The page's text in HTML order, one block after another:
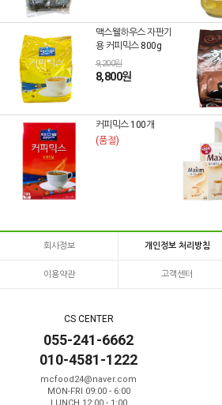
맥스웰하우스 자판기
용 커피믹스 800g
9,200원
8,800원
커피믹스 100개
(품절)
회사정보 개인정보 처리방침
이용약관 고객센터
CS CENTER
055-241-6662
010-4581-1222
mcfood24@naver.com
MON-FRI 09:00 - 6:00